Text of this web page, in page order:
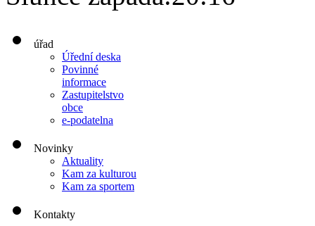
úřad
Úřední deska
Povinné
informace
Zastupitelstvo
obce
e-podatelna
Novinky
Aktuality
Kam za kulturou
Kam za sportem
Kontakty